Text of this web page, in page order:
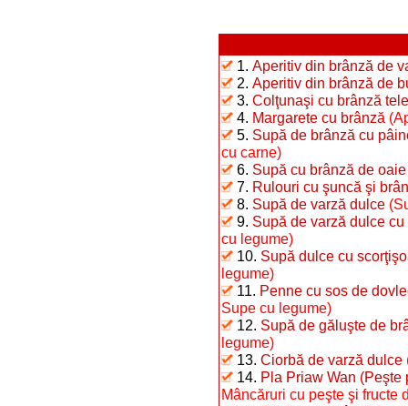
1. Aperitiv din brânză de
2. Aperitiv din brânză de
3. Colţunaşi cu brânză
4. Margarete cu brânză
5. Supă de brânză cu
cu carne)
6. Supă cu brânză de oaie
7. Rulouri cu şuncă şi
8. Supă de varză dulce
9. Supă de varză dulce
cu legume)
10. Supă dulce cu
legume)
11. Penne cu sos de
Supe cu legume)
12. Supă de găluşte de
legume)
13. Ciorbă de varză dulce
14. Pla Priaw Wan (Peşte
Mâncăruri cu peşte şi fructe